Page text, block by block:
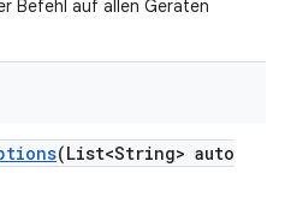
Befehl auf allen Geräten
(List<String> auto